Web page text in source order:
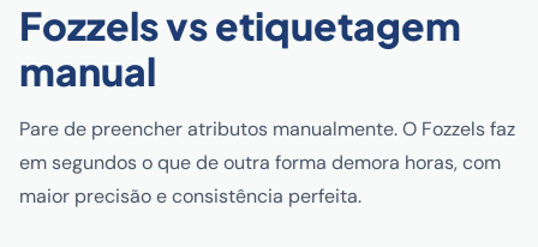
Fozzels vs etiquetagem
manual
Pare de preencher atributos manualmente. O Fozzels faz
em segundos o que de outra forma demora horas, com
maior precisão e consistência perfeita.